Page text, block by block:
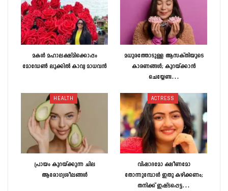
മകൾ മഹാലക്ഷ്മിക്കൊപ്പം
മോഡേൺ ലുക്കിൽ കാവ്യ മാധവൻ
മധുരത്തോടുള്ള ആസക്തിയുടെ
കാരണങ്ങള്‍; കുറയ്‌ക്കാന്‍
ചെയ്യേണ്ട…
HEALTH
പ്രായം കുറയ്ക്കുന്ന ചില
ആരോഗ്യശീലങ്ങള്‍
ACTRESS
വിഷാദമോ ക്ഷീണമോ
തോന്നുമ്പോള്‍ ഇതു കഴിക്കണം;
തനിക്ക് ഇഷ്ടപ്പെട്ട…